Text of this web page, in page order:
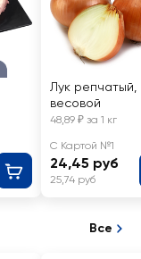
Лук репчатый,
весовой
48,89 ₽ за 1 кг
С Картой №1
24,45 руб
25,74 руб
Все